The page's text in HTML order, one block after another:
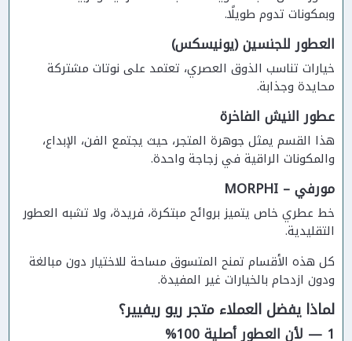
وبمكونات تدوم طويلًا.
العطور للجنسين (يونيسكس)
خيارات تناسب الذوق العصري، تعتمد على نوتات مشتركة
محايدة وجذابة.
عطور النيش الفاخرة
هذا القسم يمثل جوهرة المتجر، حيث يجتمع الفن، الإبداع،
والمكونات الراقية في زجاجة واحدة.
مورفي – MORPHI
خط عطري خاص يتميز بروائح مبتكرة، فريدة، ولا تشبه العطور
التقليدية.
كل هذه الأقسام تمنح المتسوق مساحة للاختيار دون مبالغة
ودون ازدحام بالخيارات غير المفيدة.
لماذا يفضل العملاء متجر ريو ريفيير؟
1 — لأن العطور أصلية 100%